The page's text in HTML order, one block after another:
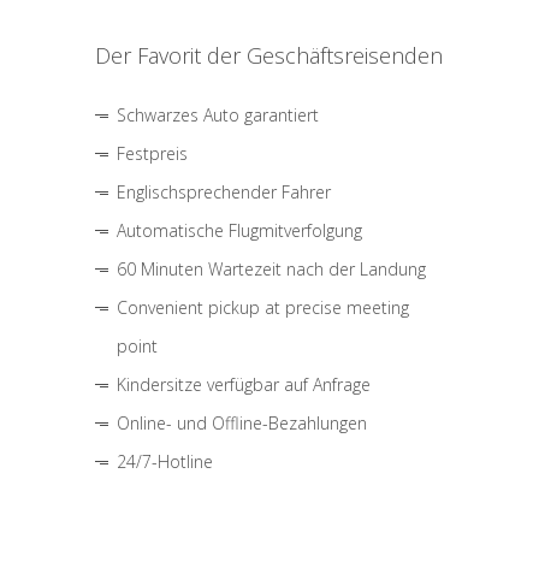
Der Favorit der Geschäftsreisenden
Schwarzes Auto garantiert
Festpreis
Englischsprechender Fahrer
Automatische Flugmitverfolgung
60 Minuten Wartezeit nach der Landung
Convenient pickup at precise meeting
point
Kindersitze verfügbar auf Anfrage
Online- und Offline-Bezahlungen
24/7-Hotline